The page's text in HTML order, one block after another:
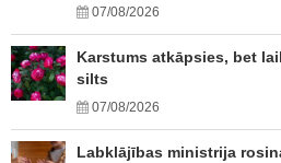
07/08/2026
Karstums atkāpsies, bet
silts
07/08/2026
Labklājības ministrija